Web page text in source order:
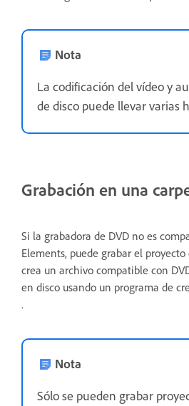
Nota
La codificación del vídeo y
de disco puede llevar varias
Grabación en una
Si la grabadora de DVD no es
Elements, puede grabar el
crea un archivo compatible con
en disco usando un programa de
.
Nota
Sólo se pueden grabar